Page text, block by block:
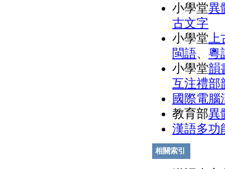
小學堂異
古文字
小學堂
閩語、 粵
小學堂韻
互注禮部
國際電腦
教育部異
漢語多功
相關索引